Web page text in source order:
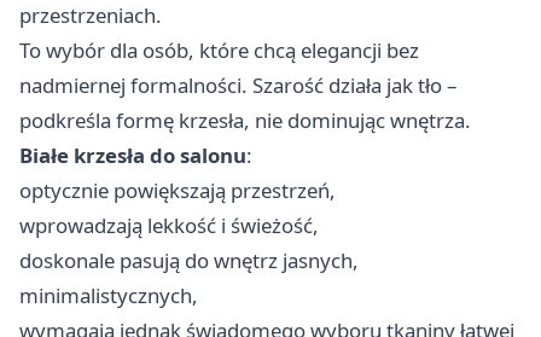
przestrzeniach.
To wybór dla osób, które chcą elegancji bez
nadmiernej formalności. Szarość działa jak tło –
podkreśla formę krzesła, nie dominując wnętrza.
Białe krzesła do salonu:
optycznie powiększają przestrzeń,
wprowadzają lekkość i świeżość,
doskonale pasują do wnętrz jasnych,
minimalistycznych,
wymagają jednak świadomego wyboru tkaniny łatwej